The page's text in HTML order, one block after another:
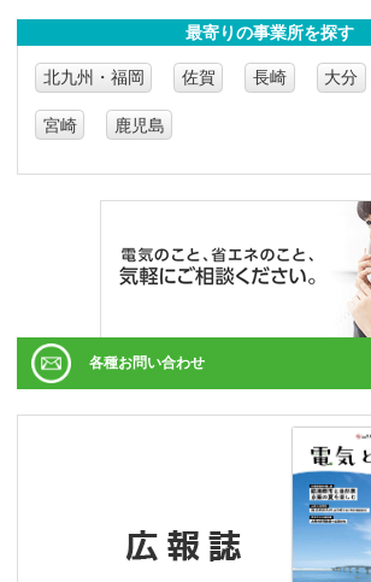
最寄りの事業所を探す
北九州・福岡 佐賀 長崎 大分
宮崎 鹿児島
各種お問い合わせ